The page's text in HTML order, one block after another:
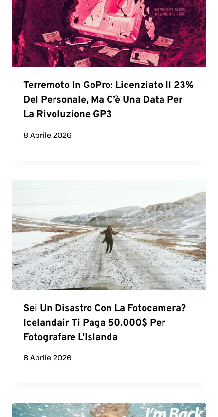
Terremoto In GoPro: Licenziato Il 23%
Del Personale, Ma C’è Una Data Per
La Rivoluzione GP3
8 Aprile 2026
Sei Un Disastro Con La Fotocamera?
Icelandair Ti Paga 50.000$ Per
Fotografare L’Islanda
8 Aprile 2026